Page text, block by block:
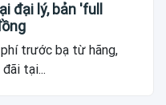
đại lý, bản 'full
trước bạ từ hãng,
tại...